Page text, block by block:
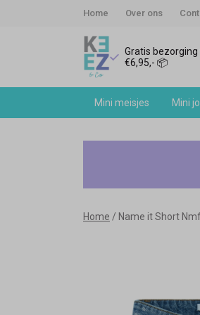
Home Over ons
Gratis
€6,95,- 📦
Mini meisjes Mini
Name
Nmfrose
Keez&Co
Home Name it Short